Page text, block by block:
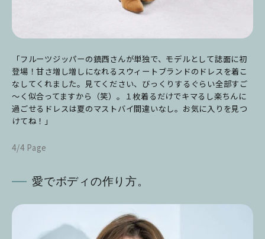
「フルーツジッパーの鎮西さんが単独で、モデルとして誌面に初
登場！甘さ増し増しになれるスウィートブランドのドレスを着こ
なしてくれました。見てください、びっくりするぐらい全部すご
～く似合ってますから（笑）。１枚着るだけでキマるし楽ちんに
過ごせるドレスは夏のマストバイ間違いなし。お気に入りを見つ
けてね！」
4/4 Page
愛でボディの作り方。